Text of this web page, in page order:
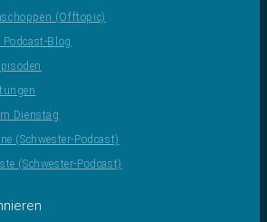
(Offtopic)
Blog
Dienstag
(Schwester-Podcast)
(Schwester-Podcast)